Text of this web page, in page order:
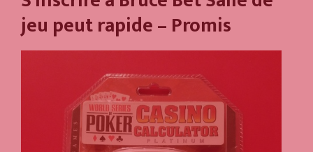
jeu peut rapide – Promis